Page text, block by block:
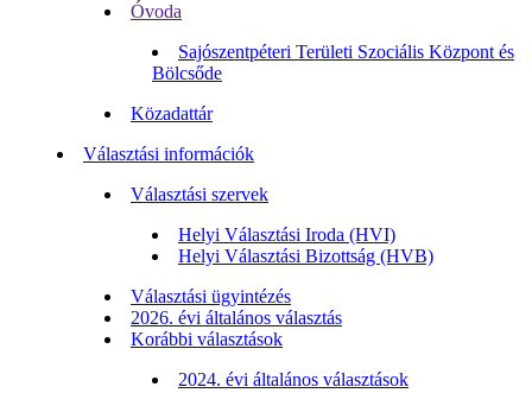
Óvoda
Sajószentpéteri Területi Szociális Központ és
Bölcsőde
Közadattár
Választási információk
Választási szervek
Helyi Választási Iroda (HVI)
Helyi Választási Bizottság (HVB)
Választási ügyintézés
2026. évi általános választás
Korábbi választások
2024. évi általános választások